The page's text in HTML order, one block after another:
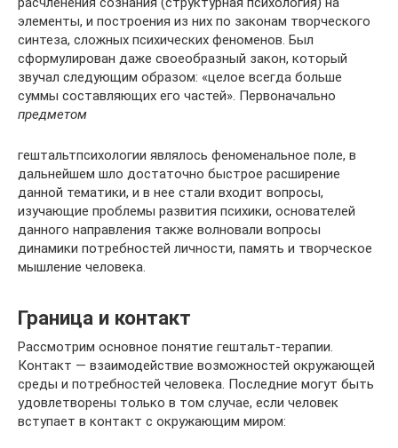
элементы, и построения из них по законам творческого
синтеза, сложных психических феноменов. Был
сформулирован даже своеобразный закон, который
звучал следующим образом: «целое всегда больше
суммы составляющих его частей». Первоначально
предметом
гештальтпсихологии являлось феноменальное поле, в
дальнейшем шло достаточно быстрое расширение
данной тематики, и в нее стали входит вопросы,
изучающие проблемы развития психики, основателей
данного направления также волновали вопросы
динамики потребностей личности, память и творческое
мышление человека.
Граница и контакт
Рассмотрим основное понятие гештальт-терапии.
Контакт — взаимодействие возможностей окружающей
среды и потребностей человека. Последние могут быть
удовлетворены только в том случае, если человек
вступает в контакт с окружающим миром: